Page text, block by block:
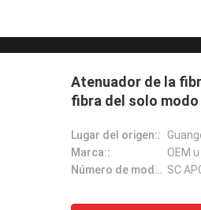
Atenuador de la
fibra del solo
Lugar del origen::
Marca::
OEM
Número de modelo:: SC